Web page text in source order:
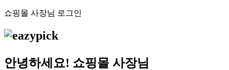
쇼핑몰 사장님 로그인
안녕하세요! 쇼핑몰 사장님